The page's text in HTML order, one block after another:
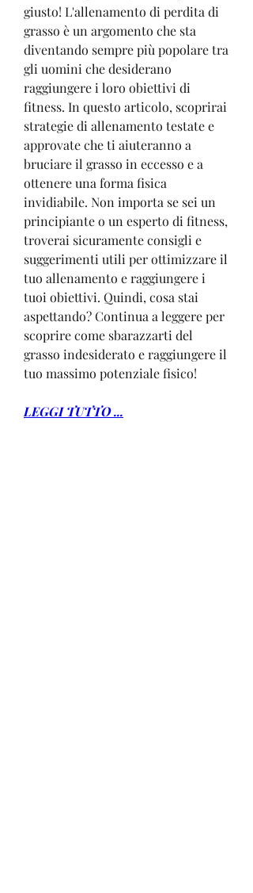
giusto! L'allenamento di perdita di
grasso è un argomento che sta
diventando sempre più popolare tra
gli uomini che desiderano
raggiungere i loro obiettivi di
fitness. In questo articolo, scoprirai
strategie di allenamento testate e
approvate che ti aiuteranno a
bruciare il grasso in eccesso e a
ottenere una forma fisica
invidiabile. Non importa se sei un
principiante o un esperto di fitness,
troverai sicuramente consigli e
suggerimenti utili per ottimizzare il
tuo allenamento e raggiungere i
tuoi obiettivi. Quindi, cosa stai
aspettando? Continua a leggere per
scoprire come sbarazzarti del
grasso indesiderato e raggiungere il
tuo massimo potenziale fisico!
LEGGI TUTTO ...